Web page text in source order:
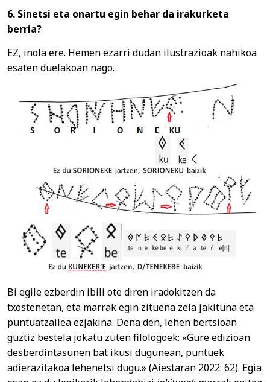
6. Sinetsi eta onartu egin behar da irakurketa
berria?
EZ, inola ere. Hemen ezarri dudan ilustrazioak nahikoa
esaten duelakoan nago.
Bi egile ezberdin ibili ote diren iradokitzen da
txostenetan, eta marrak egin zituena zela jakituna eta
puntuatzailea ezjakina. Dena den, lehen bertsioan
guztiz bestela jokatu zuten filologoek: «Gure edizioan
desberdintasunen bat ikusi dugunean, puntuek
adierazitakoa lehenetsi dugu.» (Aiestaran 2022: 62). Egia